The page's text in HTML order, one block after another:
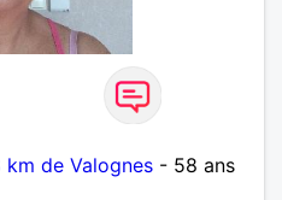
de Valognes - 58 ans